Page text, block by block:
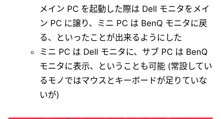
メイン PC を起動した際は Dell モニタをメイ
ン PC に譲り、ミニ PC は BenQ モニタに戻
る、といったことが出来るようにした
ミニ PC は Dell モニタに、サブ PC は BenQ
モニタに表示、ということも可能 (常設してい
るモノではマウスとキーボードが足りていな
いが)